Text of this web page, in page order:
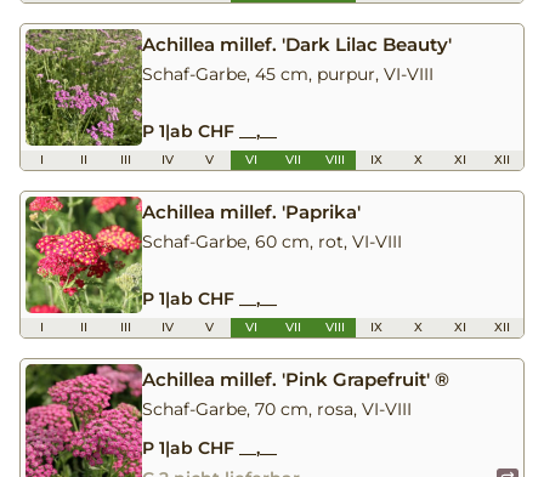
Achillea millef. 'Dark Lilac Beauty'
Schaf-Garbe, 45 cm, purpur, VI-VIII
P 1|ab CHF __,__
I II III IV V VI VII VIII IX X XI XII
Achillea millef. 'Paprika'
Schaf-Garbe, 60 cm, rot, VI-VIII
P 1|ab CHF __,__
I II III IV V VI VII VIII IX X XI XII
Achillea millef. 'Pink Grapefruit' ®
Schaf-Garbe, 70 cm, rosa, VI-VIII
P 1|ab CHF __,__